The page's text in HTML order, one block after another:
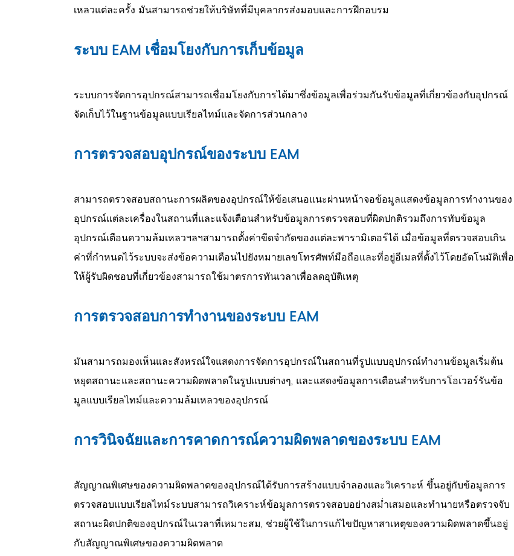
เหลวแต่ละครั้ง มันสามารถช่วยให้บริษัทที่มีบุคลากรส่งมอบและการฝึกอบรม
ระบบ EAM เชื่อมโยงกับการเก็บข้อมูล
ระบบการจัดการอุปกรณ์สามารถเชื่อมโยงกับการได้มาซึ่งข้อมูลเพื่อร่วมกันรับข้อมูลที่เกี่ยวข้องกับอุปกรณ์
จัดเก็บไว้ในฐานข้อมูลแบบเรียลไทม์และจัดการส่วนกลาง
การตรวจสอบอุปกรณ์ของระบบ EAM
สามารถตรวจสอบสถานะการผลิตของอุปกรณ์ให้ข้อเสนอแนะผ่านหน้าจอข้อมูลแสดงข้อมูลการทำงานของ
อุปกรณ์แต่ละเครื่องในสถานที่และแจ้งเตือนสำหรับข้อมูลการตรวจสอบที่ผิดปกติรวมถึงการทับข้อมูล
อุปกรณ์เตือนความล้มเหลวฯลฯสามารถตั้งค่าขีดจำกัดของแต่ละพารามิเตอร์ได้ เมื่อข้อมูลที่ตรวจสอบเกิน
ค่าที่กำหนดไว้ระบบจะส่งข้อความเตือนไปยังหมายเลขโทรศัพท์มือถือและที่อยู่อีเมลที่ตั้งไว้โดยอัตโนมัติเพื่อ
ให้ผู้รับผิดชอบที่เกี่ยวข้องสามารถใช้มาตรการทันเวลาเพื่อลดอุบัติเหตุ
การตรวจสอบการทำงานของระบบ EAM
มันสามารถมองเห็นและสังหรณ์ใจแสดงการจัดการอุปกรณ์ในสถานที่รูปแบบอุปกรณ์ทำงานข้อมูลเริ่มต้น
หยุดสถานะและสถานะความผิดพลาดในรูปแบบต่างๆ, และแสดงข้อมูลการเตือนสำหรับการโอเวอร์รันข้อ
มูลแบบเรียลไทม์และความล้มเหลวของอุปกรณ์
การวินิจฉัยและการคาดการณ์ความผิดพลาดของระบบ EAM
สัญญาณพิเศษของความผิดพลาดของอุปกรณ์ได้รับการสร้างแบบจำลองและวิเคราะห์ ขึ้นอยู่กับข้อมูลการ
ตรวจสอบแบบเรียลไทม์ระบบสามารถวิเคราะห์ข้อมูลการตรวจสอบอย่างสม่ำเสมอและทำนายหรือตรวจจับ
สถานะผิดปกติของอุปกรณ์ในเวลาที่เหมาะสม, ช่วยผู้ใช้ในการแก้ไขปัญหาสาเหตุของความผิดพลาดขึ้นอยู่
กับสัญญาณพิเศษของความผิดพลาด